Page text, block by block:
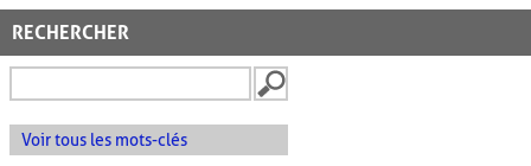
RECHERCHER
Voir tous les mots-clés